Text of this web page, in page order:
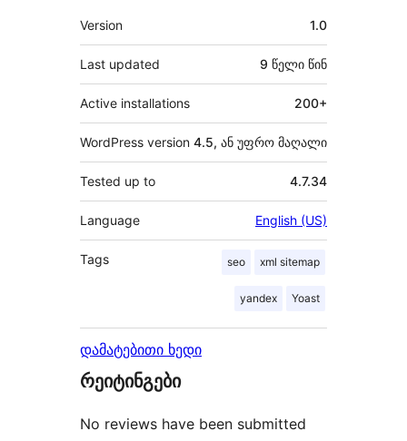
მეტა
Version 1.0
Last updated 9 წელი წინ
Active installations 200+
WordPress version 4.5, ან უფრო მაღალი
Tested up to 4.7.34
Language English (US)
Tags seo xml sitemap
yandex Yoast
დამატებითი ხედი
რეიტინგები
No reviews have been submitted